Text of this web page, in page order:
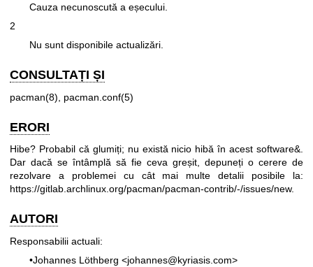
Cauza necunoscută a eșecului.
2
Nu sunt disponibile actualizări.
CONSULTAȚI ȘI
pacman(8) pacman.conf(5)
ERORI
Hibe? Probabil că glumiți; nu există nicio hibă în acest software&.
Dar dacă se întâmplă să fie ceva greșit, depuneți o cerere de
rezolvare a problemei cu cât mai multe detalii posibile la:
https://gitlab.archlinux.org/pacman/pacman-contrib/-/issues/new.
AUTORI
Responsabilii actuali:
•Johannes Löthberg <johannes@kyriasis.com>